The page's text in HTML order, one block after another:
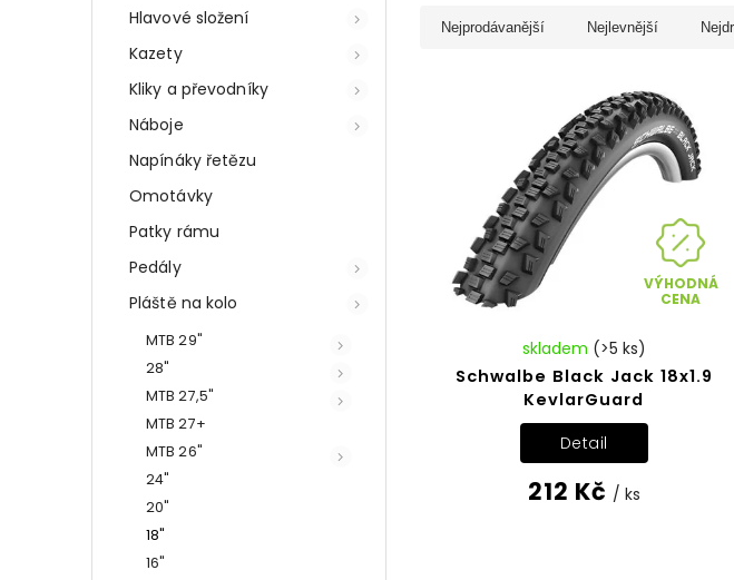
Hlavové složení
Kazety
Kliky a převodníky
Náboje
Napínáky řetězu
Omotávky
Patky rámu
Pedály
Pláště na kolo
MTB 29"
28"
MTB 27,5"
MTB 27+
MTB 26"
24"
20"
18"
16"
Nejprodávanější Nejlevnější
VÝHODNÁ
CENA
Schwalbe Black Jack 18x1.9
KevlarGuard
skladem (>5 ks)
212 Kč / ks
Detail